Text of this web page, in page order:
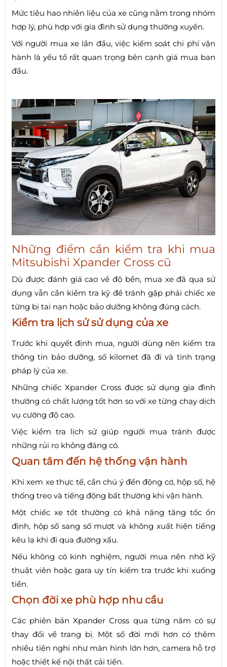
Mức tiêu hao nhiên liệu của xe cũng nằm trong nhóm
hợp lý, phù hợp với gia đình sử dụng thường xuyên.
Với người mua xe lần đầu, việc kiểm soát chi phí vận
hành là yếu tố rất quan trọng bên cạnh giá mua ban
đầu.
Những điểm cần kiểm tra khi mua
Mitsubishi Xpander Cross cũ
Dù được đánh giá cao về độ bền, mua xe đã qua sử
dụng vẫn cần kiểm tra kỹ để tránh gặp phải chiếc xe
từng bị tai nạn hoặc bảo dưỡng không đúng cách.
Kiểm tra lịch sử sử dụng của xe
Trước khi quyết định mua, người dùng nên kiểm tra
thông tin bảo dưỡng, số kilomet đã đi và tình trạng
pháp lý của xe.
Những chiếc Xpander Cross được sử dụng gia đình
thường có chất lượng tốt hơn so với xe từng chạy dịch
vụ cường độ cao.
Việc kiểm tra lịch sử giúp người mua tránh được
những rủi ro không đáng có.
Quan tâm đến hệ thống vận hành
Khi xem xe thực tế, cần chú ý đến động cơ, hộp số, hệ
thống treo và tiếng động bất thường khi vận hành.
Một chiếc xe tốt thường có khả năng tăng tốc ổn
định, hộp số sang số mượt và không xuất hiện tiếng
kêu lạ khi đi qua đường xấu.
Nếu không có kinh nghiệm, người mua nên nhờ kỹ
thuật viên hoặc gara uy tín kiểm tra trước khi xuống
tiền.
Chọn đời xe phù hợp nhu cầu
Các phiên bản Xpander Cross qua từng năm có sự
thay đổi về trang bị. Một số đời mới hơn có thêm
nhiều tiện nghi như màn hình lớn hơn, camera hỗ trợ
hoặc thiết kế nội thất cải tiến.